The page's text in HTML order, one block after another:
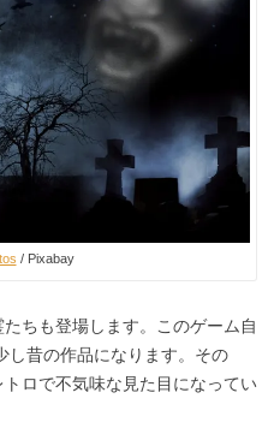
/ Pixabay
ちも登場します。このゲーム自
し昔の作品になります。その
ロで不気味な見た目になってい